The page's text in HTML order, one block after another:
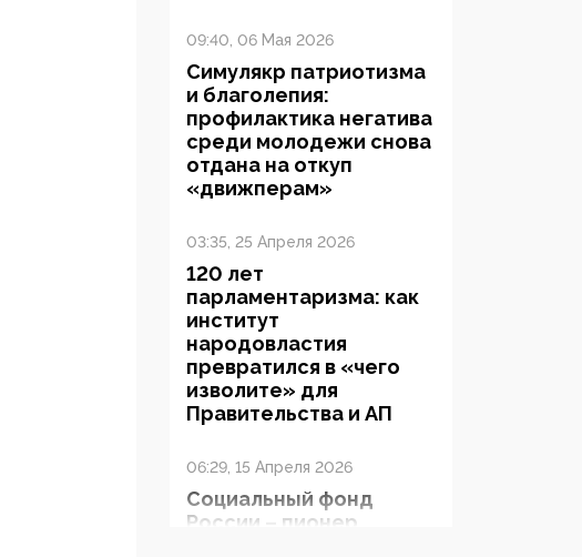
09:40, 06 Мая 2026
Симулякр патриотизма
и благолепия:
профилактика негатива
среди молодежи снова
отдана на откуп
«движперам»
03:35, 25 Апреля 2026
120 лет
парламентаризма: как
институт
народовластия
превратился в «чего
изволите» для
Правительства и АП
06:29, 15 Апреля 2026
Социальный фонд
России – пионер